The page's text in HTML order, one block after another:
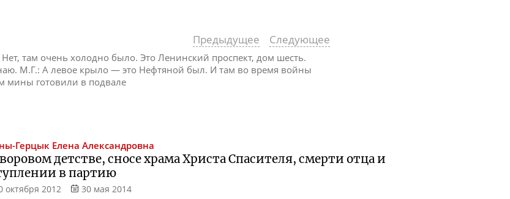
Предыдущее Следующее
там очень холодно было. Это Ленинский проспект, дом шесть.
М.Г.: А левое крыло — это Нефтяной был. И там во время войны
мины готовили в подвале
Герцык Елена Александровна
детстве, сносе храма Христа Спасителя, смерти отца и
в партию
октября 2012 30 мая 2014